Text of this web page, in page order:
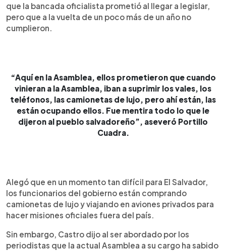
que la bancada oficialista prometió al llegar a legislar,
pero que a la vuelta de un poco más de un año no
cumplieron.
“Aquí en la Asamblea, ellos prometieron que cuando
vinieran a la Asamblea, iban a suprimir los vales, los
teléfonos, las camionetas de lujo, pero ahí están, las
están ocupando ellos. Fue mentira todo lo que le
dijeron al pueblo salvadoreño”, aseveró Portillo
Cuadra.
Alegó que en un momento tan difícil para El Salvador,
los funcionarios del gobierno están comprando
camionetas de lujo y viajando en aviones privados para
hacer misiones oficiales fuera del país.
Sin embargo, Castro dijo al ser abordado por los
periodistas que la actual Asamblea a su cargo ha sabido